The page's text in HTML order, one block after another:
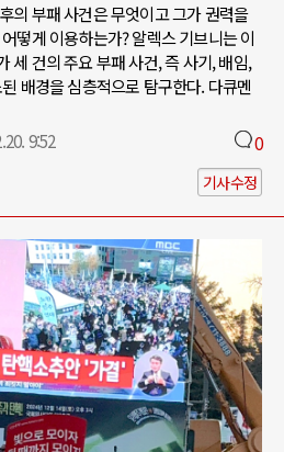
의 부패 사건은 무엇이고 그가 권력을
떻게 이용하는가? 알렉스 기브니는 이
세 건의 주요 부패 사건, 즉 사기, 배임,
배경을 심층적으로 탐구한다. 다큐멘
9:52 0
기사수정